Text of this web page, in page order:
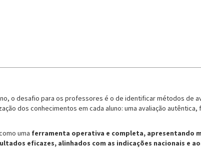
o desafio para os professores é o de identificar métodos de
dos conhecimentos em cada aluno: uma avaliação
uma ferramenta operativa e completa, apresentando
eficazes, alinhados com as indicações nacionais e